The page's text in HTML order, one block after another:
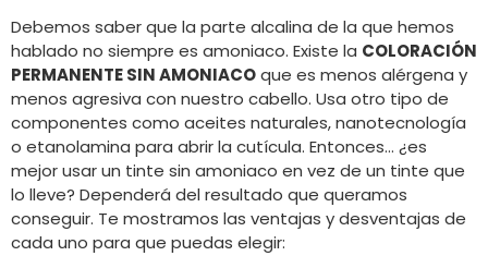
Debemos saber que la parte alcalina de la que hemos
hablado no siempre es amoniaco. Existe la COLORACIÓN
PERMANENTE SIN AMONIACOque es menos alérgena y
menos agresiva con nuestro cabello. Usa otro tipo de
componentes como aceites naturales, nanotecnología
o etanolamina para abrir la cutícula. Entonces… ¿es
mejor usar un tinte sin amoniaco en vez de un tinte que
lo lleve? Dependerá del resultado que queramos
conseguir. Te mostramos las ventajas y desventajas de
cada uno para que puedas elegir: